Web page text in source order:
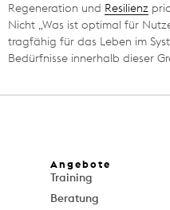
Regeneration und Resilienz
Nicht „Was ist optimal für
tragfähig für das Leben im
Bedürfnisse innerhalb dieser
Angebote
Training
Beratung